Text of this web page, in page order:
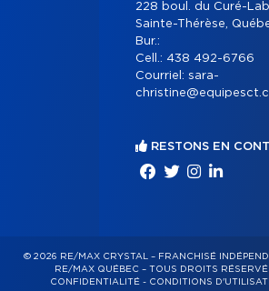
228 boul. du Curé-
Sainte-Thérèse,
Bur.:
Cell.: 438 492-6766
Courriel: sara-
RESTONS EN
© 2026 RE/MAX CRYSTAL – FRANCHISÉ
RE/MAX QUÉBEC – TOUS DROITS
CONFIDENTIALITÉ- CONDITIONS